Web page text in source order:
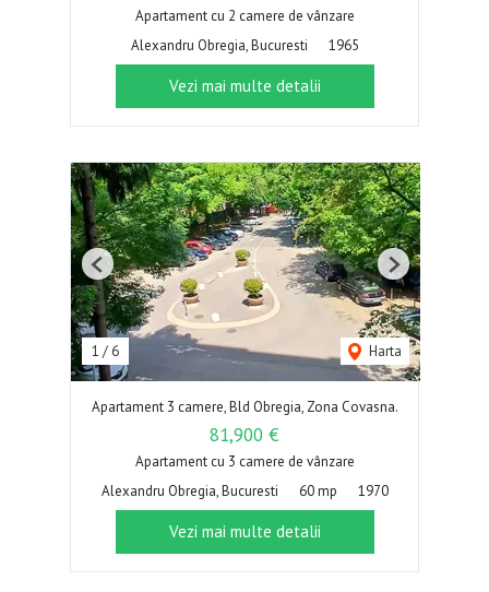
Apartament cu 2 camere de vânzare
Alexandru Obregia, Bucuresti
1965
Vezi mai multe detalii
1 / 6 Harta
Previous Next
Apartament 3 camere, Bld Obregia, Zona Covasna.
81,900 €
Apartament cu 3 camere de vânzare
Alexandru Obregia, Bucuresti
60 mp 1970
Vezi mai multe detalii